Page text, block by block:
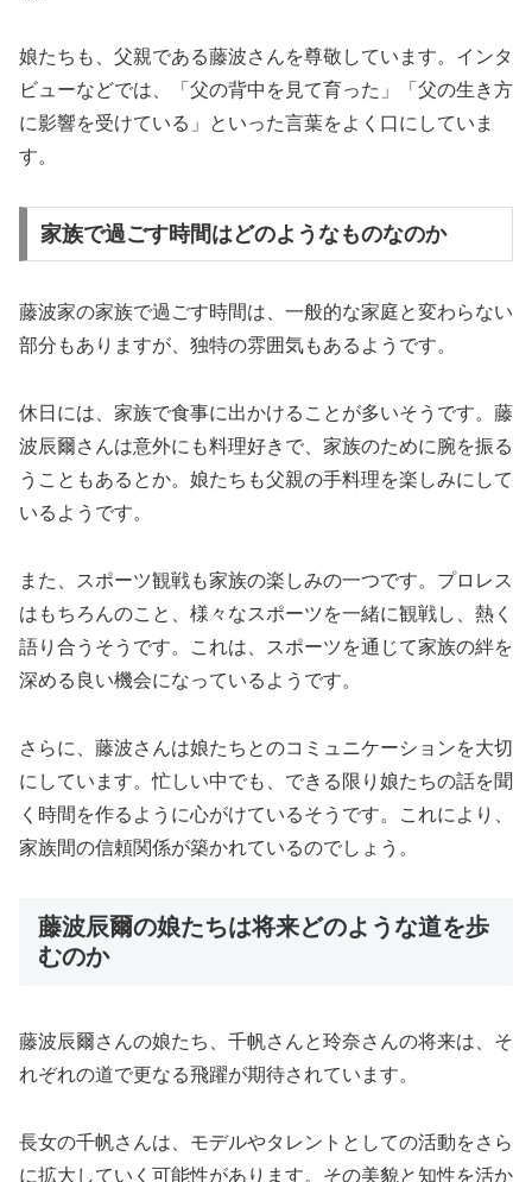
娘たちも、父親である藤波さんを尊敬しています。インタ
ビューなどでは、「父の背中を見て育った」「父の生き方
に影響を受けている」といった言葉をよく口にしていま
す。
家族で過ごす時間はどのようなものなのか
藤波家の家族で過ごす時間は、一般的な家庭と変わらない
部分もありますが、独特の雰囲気もあるようです。
休日には、家族で食事に出かけることが多いそうです。藤
波辰爾さんは意外にも料理好きで、家族のために腕を振る
うこともあるとか。娘たちも父親の手料理を楽しみにして
いるようです。
また、スポーツ観戦も家族の楽しみの一つです。プロレス
はもちろんのこと、様々なスポーツを一緒に観戦し、熱く
語り合うそうです。これは、スポーツを通じて家族の絆を
深める良い機会になっているようです。
さらに、藤波さんは娘たちとのコミュニケーションを大切
にしています。忙しい中でも、できる限り娘たちの話を聞
く時間を作るように心がけているそうです。これにより、
家族間の信頼関係が築かれているのでしょう。
藤波辰爾の娘たちは将来どのような道を歩
むのか
藤波辰爾さんの娘たち、千帆さんと玲奈さんの将来は、そ
れぞれの道で更なる飛躍が期待されています。
長女の千帆さんは、モデルやタレントとしての活動をさら
に拡大していく可能性があります。その美貌と知性を活か